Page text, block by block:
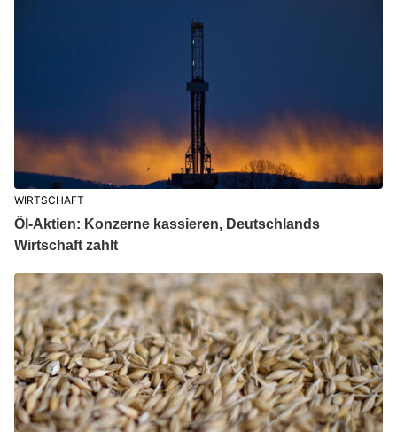
WIRTSCHAFT
Öl-Aktien: Konzerne kassieren, Deutschlands
Wirtschaft zahlt